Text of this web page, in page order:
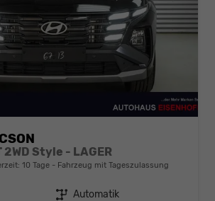
2WD Style - LAGER
10 Tage Fahrzeug mit Tageszulassung
Getriebe Automatik